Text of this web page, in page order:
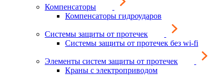
Компенсаторы
Компенсаторы гидроударов
Системы защиты от протечек
Системы защиты от протечек без wi-fi
Элементы систем защиты от протечек
Краны с электроприводом